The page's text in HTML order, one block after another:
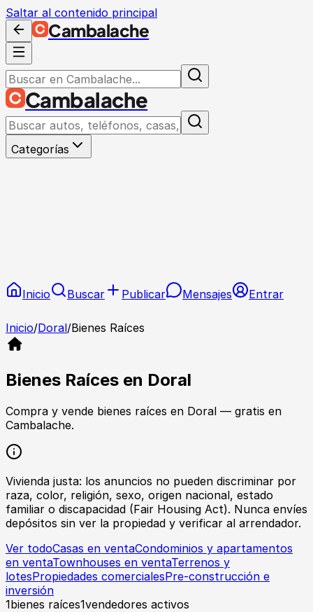
Saltar al contenido principal
Cambalache
Cambalache
Categorías
Inicio Buscar Publicar Mensajes Entrar
Inicio/Doral/Bienes Raíces
Bienes Raíces en Doral
Compra y vende bienes raíces en Doral — gratis en
Cambalache.
Vivienda justa: los anuncios no pueden discriminar por
raza, color, religión, sexo, origen nacional, estado
familiar o discapacidad (Fair Housing Act). Nunca envíes
depósitos sin ver la propiedad y verificar al arrendador.
Ver todoCasas en ventaCondominios y apartamentos
en ventaTownhouses en ventaTerrenos y
lotesPropiedades comercialesPre-construcción e
inversión
1bienes raíces1vendedores activos